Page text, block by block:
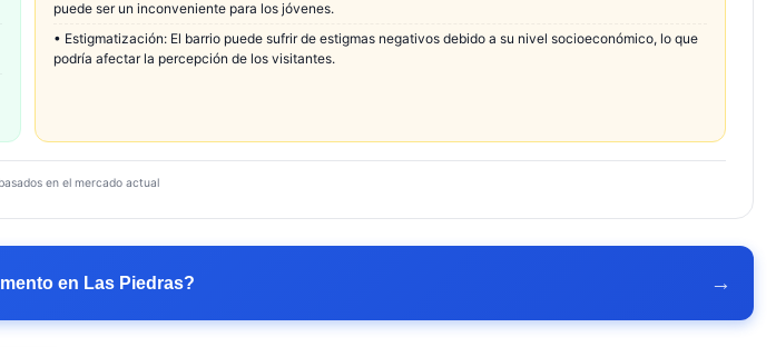
puede ser un inconveniente para los jóvenes.
• Estigmatización: El barrio puede sufrir de estigmas negativos debido a su nivel socioeconómico, lo que
podría afectar la percepción de los visitantes.
en el mercado actual
en Las Piedras? →